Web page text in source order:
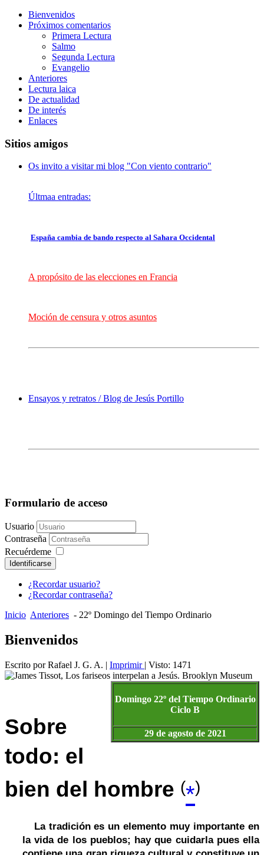
Bienvenidos
Próximos comentarios
Primera Lectura
Salmo
Segunda Lectura
Evangelio
Anteriores
Lectura laica
De actualidad
De interés
Enlaces
Sitios amigos
Os invito a visitar mi blog "Con viento contrario"
Últmaa entradas:
España cambia de bando respecto al Sahara Occidental
A propósito de las elecciones en Francia
Moción de censura y otros asuntos
Ensayos y retratos / Blog de Jesús Portillo
Formulario de acceso
Usuario
Contraseña
Recuérdeme
Identificarse
¿Recordar usuario?
¿Recordar contraseña?
Inicio Anteriores - 22º Domingo del Tiempo Ordinario
Bienvenidos
Escrito por Rafael J. G. A. | Imprimir | Visto: 1471
Domingo 22º del Tiempo Ordinario
Ciclo B
29 de agosto de 2021
Sobre
todo: el
bien del hombre (*)
La tradición es un elemento muy importante en
la vida de los pueblos; hay que cuidarla pues ella